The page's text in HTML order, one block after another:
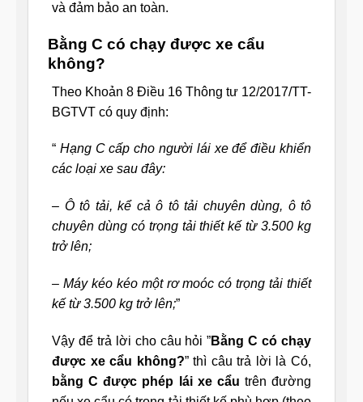
và đảm bảo an toàn.
Bằng C có chạy được xe cẩu
không?
Theo Khoản 8 Điều 16 Thông tư 12/2017/TT-
BGTVT có quy định:
“ Hạng C cấp cho người lái xe để điều khiển
các loại xe sau đây:
– Ô tô tải, kể cả ô tô tải chuyên dùng, ô tô
chuyên dùng có trọng tải thiết kế từ 3.500 kg
trở lên;
– Máy kéo kéo một rơ moóc có trọng tải thiết
kế từ 3.500 kg trở lên;”
Vậy để trả lời cho câu hỏi ”Bằng C có chạy
được xe cẩu không?” thì câu trả lời là Có,
bằng C được phép lái xe cẩu trên đường